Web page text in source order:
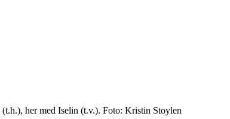
her med Iselin (t.v.). Foto: Kristin Stoylen